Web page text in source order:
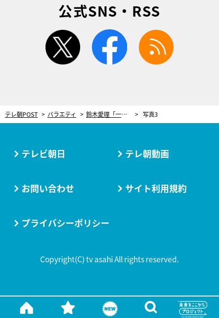
公式SNS・RSS
twitter facebook
テレ朝POST バラエティ 鈴木愛理「一番やだ」と拒絶！男性がやりがちな“誕生日プレゼントの選び方” 写真3
テレビ朝日 テレ朝動画
お問い合わせ サイト利用規約
プライバシーポリシー
Copyright(C) tv asahi All rights reserved.